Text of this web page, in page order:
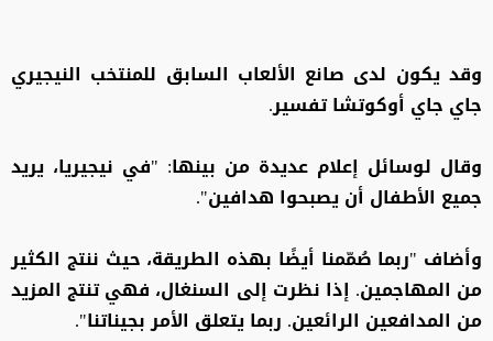
وقد يكون لدى صانع الألعاب السابق للمنتخب النيجيري
جاي جاي أوكوتشا تفسير.
وقال لوسائل إعلام عديدة من بينها: "في نيجيريا، يريد
جميع الأطفال أن يصبحوا هدافين".
وأضاف "ربما صُمّمنا أيضًا بهذه الطريقة، حيث ننتج الكثير
من المهاجمين. إذا نظرت إلى السنغال، فهي تنتج المزيد
من المدافعين الرائعين. ربما يتعلق الأمر بجيناتنا".